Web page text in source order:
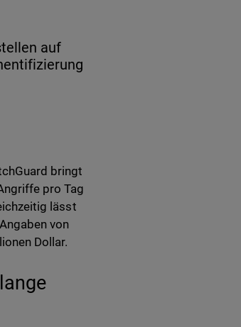
auf
bringt
pro Tag
lässt
von
Dollar.